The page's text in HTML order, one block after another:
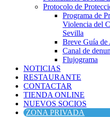
Protocolo de
Programa de
Violencia del
Sevilla
Breve Guía de
Canal de
Flujograma
NOTICIAS
RESTAURANTE
CONTACTAR
TIENDA ONLINE
NUEVOS SOCIOS
ZONA PRIVADA